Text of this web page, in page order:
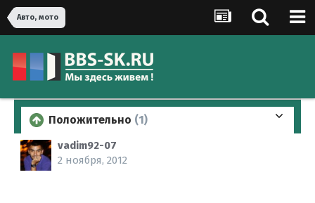
Авто, мото
Положительно (1)
vadim92-07
2 ноября, 2012